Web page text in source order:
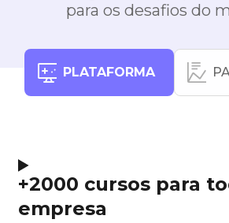
para os desafios do
PLATAFORMA
+2000 cursos para
empresa